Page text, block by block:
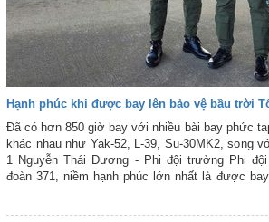
Hạnh phúc khi được bay lên bảo vệ bầu trời
Đã có hơn 850 giờ bay với nhiều bài bay phức
khác nhau như Yak-52, L-39, Su-30MK2, song
1 Nguyễn Thái Dương - Phi đội trưởng Phi
đoàn 371, niềm hạnh phúc lớn nhất là được